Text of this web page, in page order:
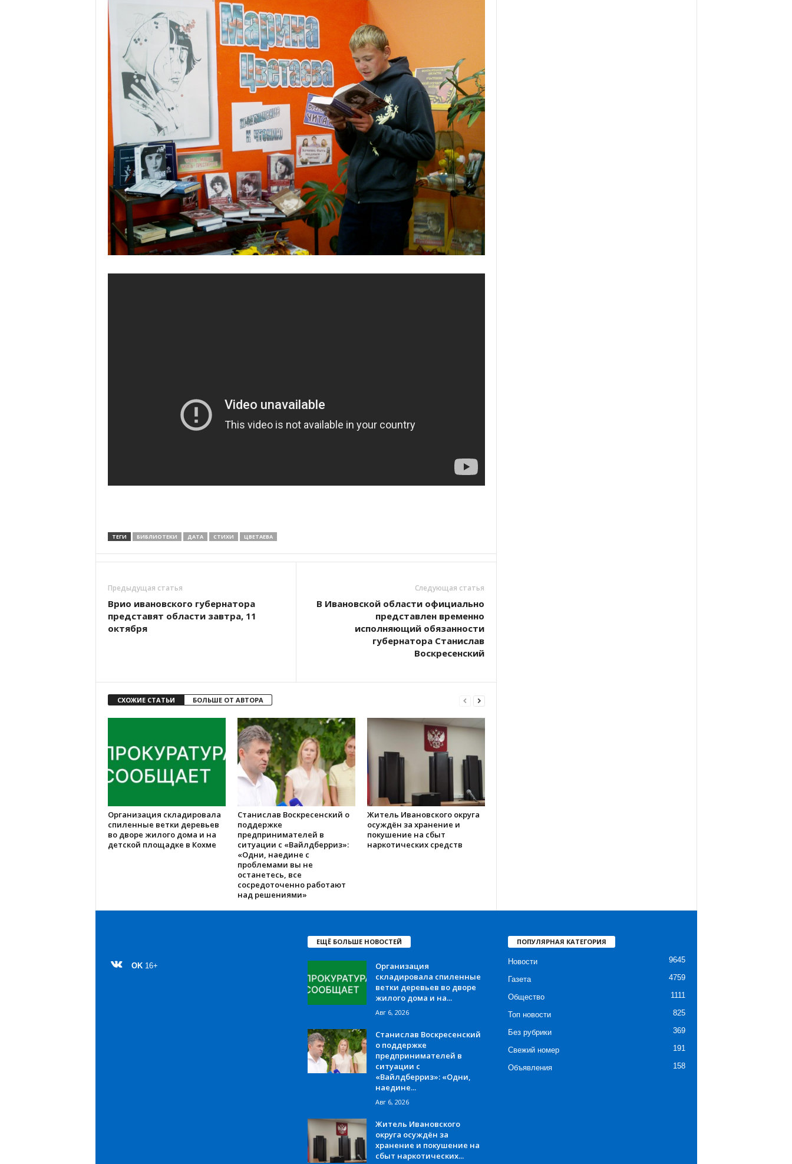
ТЕГИ БИБЛИОТЕКИ ДАТА СТИХИ ЦВЕТАЕВА
Предыдущая статья
Врио ивановского губернатора
представят области завтра, 11
октября
Следующая статья
В Ивановской области официально
представлен временно
исполняющий обязанности
губернатора Станислав
Воскресенский
СХОЖИЕ СТАТЬИ БОЛЬШЕ ОТ АВТОРА
Организация складировала
спиленные ветки деревьев
во дворе жилого дома и на
детской площадке в Кохме
Станислав Воскресенский о
поддержке
предпринимателей в
ситуации с «Вайлдберриз»:
«Одни, наедине с
проблемами вы не
останетесь, все
сосредоточенно работают
над решениями»
Житель Ивановского округа
осуждён за хранение и
покушение на сбыт
наркотических средств
OK 16+
ЕЩЁ БОЛЬШЕ НОВОСТЕЙ
Организация
складировала спиленные
ветки деревьев во дворе
жилого дома и на...
Авг 6, 2026
Станислав Воскресенский
о поддержке
предпринимателей в
ситуации с
«Вайлдберриз»: «Одни,
наедине...
Авг 6, 2026
Житель Ивановского
округа осуждён за
хранение и покушение на
сбыт наркотических...
ПОПУЛЯРНАЯ КАТЕГОРИЯ
Новости 9645
Газета 4759
Общество 1111
Топ новости 825
Без рубрики 369
Свежий номер 191
Объявления 158